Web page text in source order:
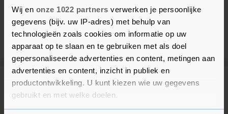
Wij en onze 1022 partners verwerken je persoonlijke
gegevens (bijv. uw IP-adres) met behulp van
technologieën zoals cookies om informatie op uw
apparaat op te slaan en te gebruiken met als doel
gepersonaliseerde advertenties en content, metingen aan
advertenties en content, inzicht in publiek en
productontwikkeling. U kunt kiezen wie uw gegevens
gebruikt en met welke doelen.
Meer uit Voetbal